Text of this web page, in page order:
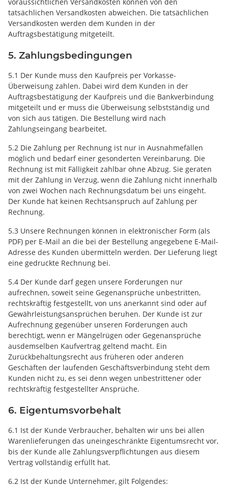
tatsächlichen Versandkosten abweichen. Die tatsächlichen
Versandkosten werden dem Kunden in der
Auftragsbestätigung mitgeteilt.
5. Zahlungsbedingungen
5.1 Der Kunde muss den Kaufpreis per Vorkasse-
Überweisung zahlen. Dabei wird dem Kunden in der
Auftragsbestätigung der Kaufpreis und die Bankverbindung
mitgeteilt und er muss die Überweisung selbstständig und
von sich aus tätigen. Die Bestellung wird nach
Zahlungseingang bearbeitet.
5.2 Die Zahlung per Rechnung ist nur in Ausnahmefällen
möglich und bedarf einer gesonderten Vereinbarung. Die
Rechnung ist mit Fälligkeit zahlbar ohne Abzug. Sie geraten
mit der Zahlung in Verzug, wenn die Zahlung nicht innerhalb
von zwei Wochen nach Rechnungsdatum bei uns eingeht.
Der Kunde hat keinen Rechtsanspruch auf Zahlung per
Rechnung.
5.3 Unsere Rechnungen können in elektronischer Form (als
PDF) per E-Mail an die bei der Bestellung angegebene E-Mail-
Adresse des Kunden übermitteln werden. Der Lieferung liegt
eine gedruckte Rechnung bei.
5.4 Der Kunde darf gegen unsere Forderungen nur
aufrechnen, soweit seine Gegenansprüche unbestritten,
rechtskräftig festgestellt, von uns anerkannt sind oder auf
Gewährleistungsansprüchen beruhen. Der Kunde ist zur
Aufrechnung gegenüber unseren Forderungen auch
berechtigt, wenn er Mängelrügen oder Gegenansprüche
ausdemselben Kaufvertrag geltend macht. Ein
Zurückbehaltungsrecht aus früheren oder anderen
Geschäften der laufenden Geschäftsverbindung steht dem
Kunden nicht zu, es sei denn wegen unbestrittener oder
rechtskräftig festgestellter Ansprüche.
6. Eigentumsvorbehalt
6.1 Ist der Kunde Verbraucher, behalten wir uns bei allen
Warenlieferungen das uneingeschränkte Eigentumsrecht vor,
bis der Kunde alle Zahlungsverpflichtungen aus diesem
Vertrag vollständig erfüllt hat.
6.2 Ist der Kunde Unternehmer, gilt Folgendes: